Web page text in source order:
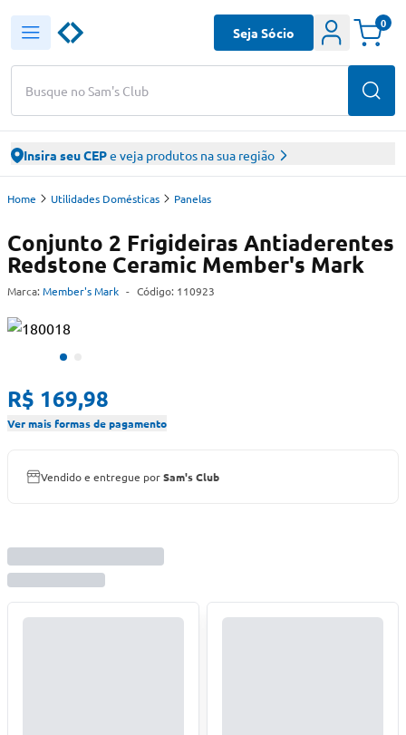
Busque no Sam's Club
Seja Sócio
0
Insira seu CEPe veja produtos na sua região
Home Utilidades Domésticas Panelas
Conjunto 2 Frigideiras Antiaderentes
Redstone Ceramic Member's Mark
Marca: Member's Mark - Código: 110923
R$ 169,98
Ver mais formas de pagamento
Vendido e entregue porSam's Club